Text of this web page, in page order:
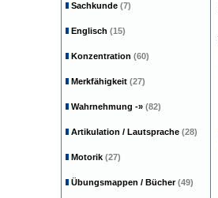
Sachkunde (7)
Englisch (15)
Konzentration (60)
Merkfähigkeit (27)
Wahrnehmung -» (82)
Artikulation / Lautsprache (28)
Motorik (27)
Übungsmappen / Bücher(49)